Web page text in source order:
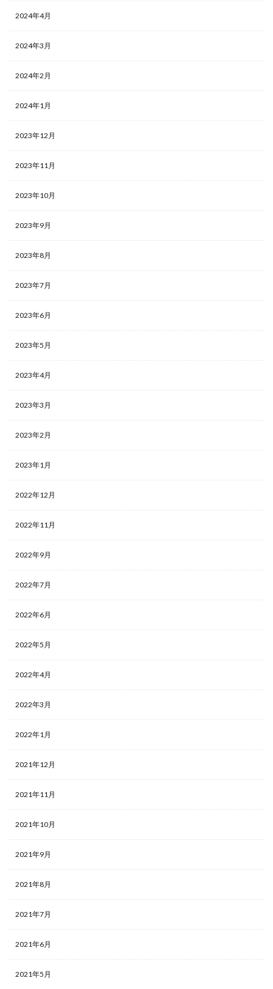
2024年4月
2024年3月
2024年2月
2024年1月
2023年12月
2023年11月
2023年10月
2023年9月
2023年8月
2023年7月
2023年6月
2023年5月
2023年4月
2023年3月
2023年2月
2023年1月
2022年12月
2022年11月
2022年9月
2022年7月
2022年6月
2022年5月
2022年4月
2022年3月
2022年1月
2021年12月
2021年11月
2021年10月
2021年9月
2021年8月
2021年7月
2021年6月
2021年5月